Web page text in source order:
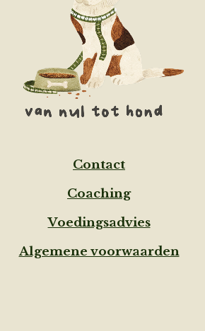
Contact
Coaching
Voedingsadvies
Algemene voorwaarden